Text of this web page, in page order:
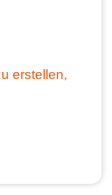
erstellen,